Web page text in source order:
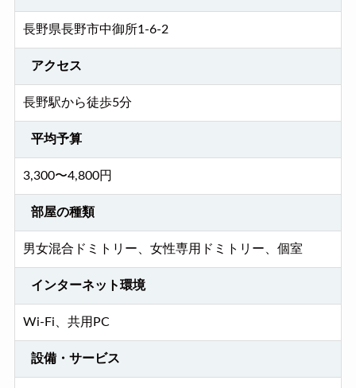
長野県長野市中御所1-6-2
アクセス
長野駅から徒歩5分
平均予算
3,300〜4,800円
部屋の種類
男女混合ドミトリー、女性専用ドミトリー、個室
インターネット環境
Wi-Fi、共用PC
設備・サービス